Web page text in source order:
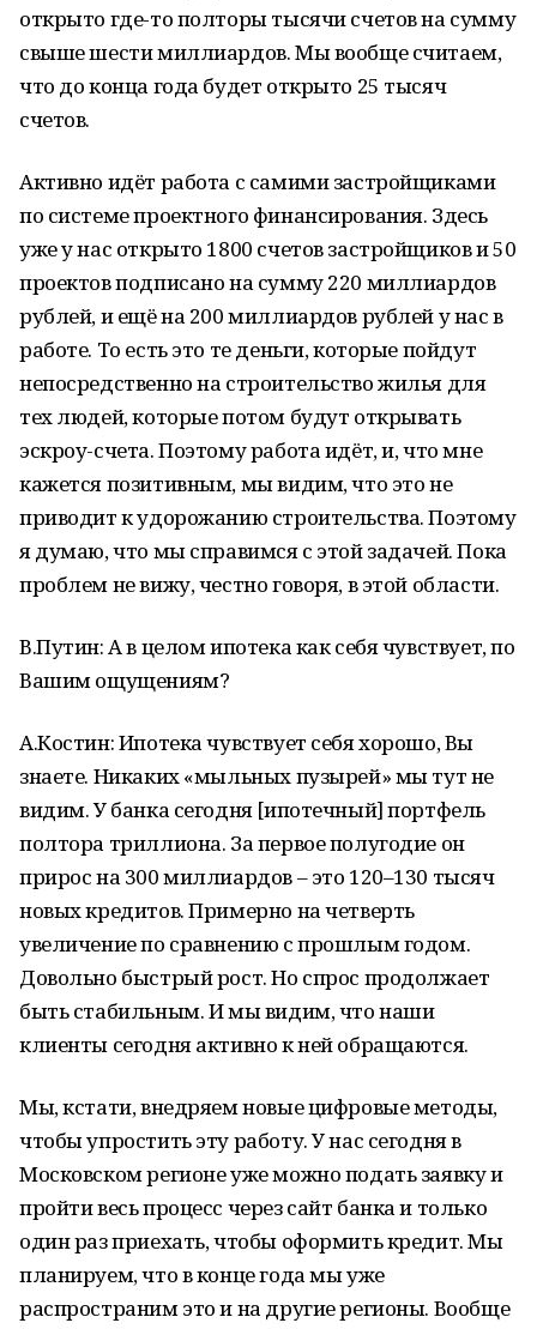
открыто где-то полторы тысячи счетов на сумму
свыше шести миллиардов. Мы вообще считаем,
что до конца года будет открыто 25 тысяч
счетов.
Активно идёт работа с самими застройщиками
по системе проектного финансирования. Здесь
уже у нас открыто 1800 счетов застройщиков и 50
проектов подписано на сумму 220 миллиардов
рублей, и ещё на 200 миллиардов рублей у нас в
работе. То есть это те деньги, которые пойдут
непосредственно на строительство жилья для
тех людей, которые потом будут открывать
эскроу-счета. Поэтому работа идёт, и, что мне
кажется позитивным, мы видим, что это не
приводит к удорожанию строительства. Поэтому
я думаю, что мы справимся с этой задачей. Пока
проблем не вижу, честно говоря, в этой области.
В.Путин: А в целом ипотека как себя чувствует, по
Вашим ощущениям?
А.Костин: Ипотека чувствует себя хорошо, Вы
знаете. Никаких «мыльных пузырей» мы тут не
видим. У банка сегодня [ипотечный] портфель
полтора триллиона. За первое полугодие он
прирос на 300 миллиардов – это 120–130 тысяч
новых кредитов. Примерно на четверть
увеличение по сравнению с прошлым годом.
Довольно быстрый рост. Но спрос продолжает
быть стабильным. И мы видим, что наши
клиенты сегодня активно к ней обращаются.
Мы, кстати, внедряем новые цифровые методы,
чтобы упростить эту работу. У нас сегодня в
Московском регионе уже можно подать заявку и
пройти весь процесс через сайт банка и только
один раз приехать, чтобы оформить кредит. Мы
планируем, что в конце года мы уже
распространим это и на другие регионы. Вообще